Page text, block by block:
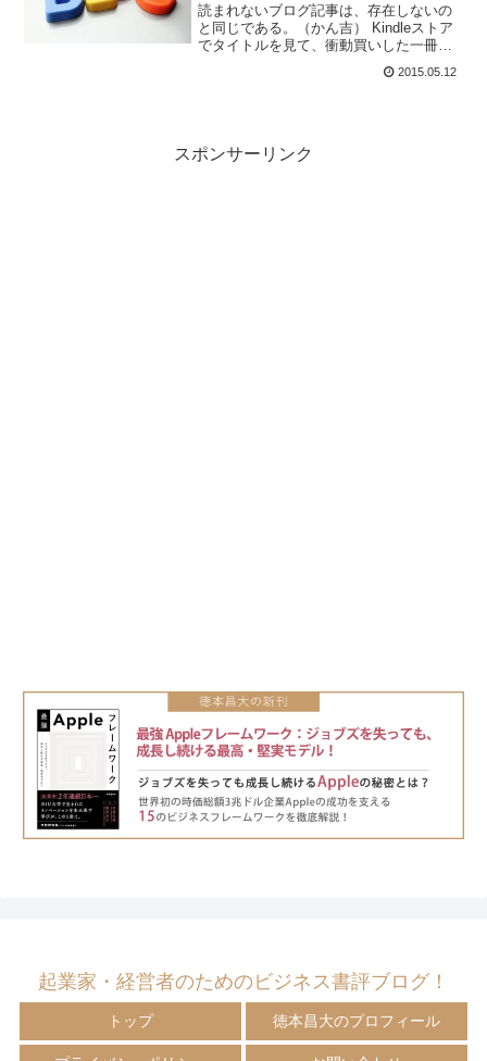
読まれないブログ記事は、存在しないの
と同じである。（かん吉） Kindleストア
でタイトルを見て、衝動買いした一冊が
PVを突破したブログ運営術（かん吉著）
2015.05.12
スポンサーリンク
起業家・経営者のためのビジネス書評ブログ！
トップ 徳本昌大のプロフィール